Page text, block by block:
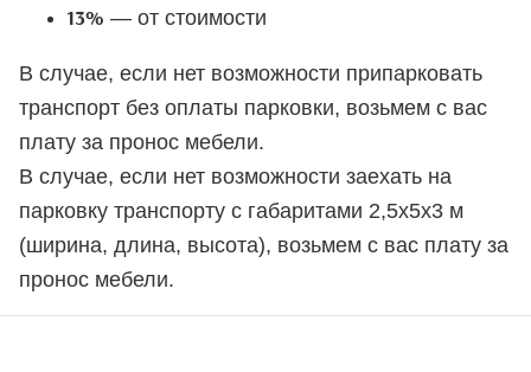
13% — от стоимости
В случае, если нет возможности припарковать
транспорт без оплаты парковки, возьмем с вас
плату за пронос мебели.
В случае, если нет возможности заехать на
парковку транспорту с габаритами 2,5х5х3 м
(ширина, длина, высота), возьмем с вас плату за
пронос мебели.